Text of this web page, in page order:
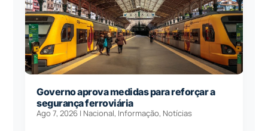
Governo aprova medidas para reforçar a
segurança ferroviária
Ago 7, 2026 | Nacional, Informação, Notícias